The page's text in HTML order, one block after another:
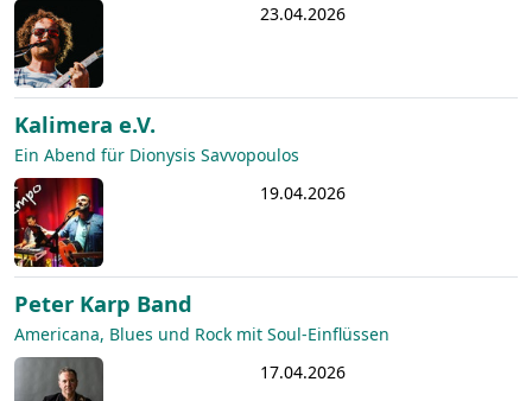
23.04.2026
Kalimera e.V.
Ein Abend für Dionysis Savvopoulos
19.04.2026
Peter Karp Band
Americana, Blues und Rock mit Soul-Einflüssen
17.04.2026